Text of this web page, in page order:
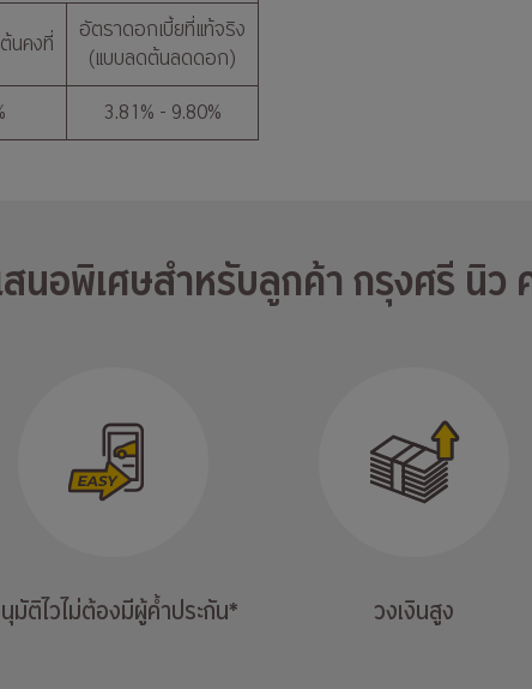
นคงที่
อัตราดอกเบี้ยที่แท้จริง
(แบบลดต้นลดดอก)
3.81% - 9.80%
สนอพิเศษสำหรับลูกค้า กรุงศรี นิว
มัติไวไม่ต้องมีผู้ค้ำประกัน* วงเงินสูง